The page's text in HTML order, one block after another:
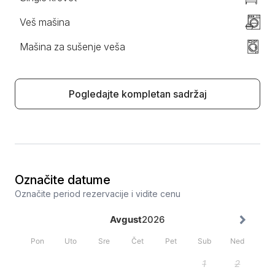
Veš mašina
Mašina za sušenje veša
Pogledajte kompletan sadržaj
Označite datume
Označite period rezervacije i vidite cenu